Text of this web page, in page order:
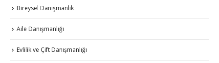
Bireysel Danışmanlık
Aile Danışmanlığı
Evlilik ve Çift Danışmanlığı